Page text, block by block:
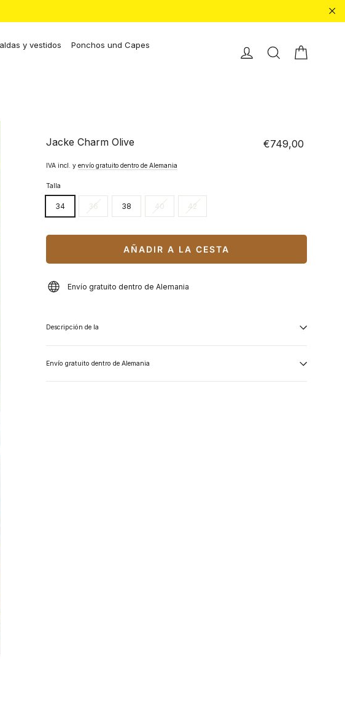
y vestidos
Ponchos und Capes
EinloggenBuscar en
Jacke Charm Olive
Precio
€749,00
IVA incl. y envío gratuito dentro de Alemania
Talla
34 36 38 40 42
AÑADIR A LA CESTA
Envío gratuito dentro de Alemania
Descripción de la
Envío gratuito dentro de Alemania